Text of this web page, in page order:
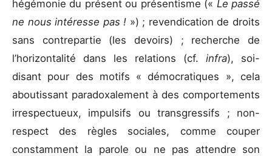
hégémonie du présent ou présentisme (« Le passé
ne nous intéresse pas ! ») ; revendication de droits
sans contrepartie (les devoirs) ; recherche de
l’horizontalité dans les relations (cf. infra), soi-
disant pour des motifs « démocratiques », cela
aboutissant paradoxalement à des comportements
irrespectueux, impulsifs ou transgressifs ; non-
respect des règles sociales, comme couper
constamment la parole ou ne pas attendre son